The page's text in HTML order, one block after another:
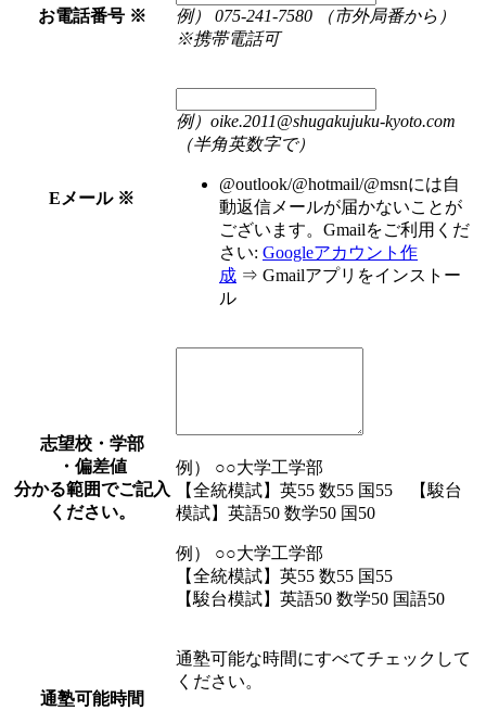
お電話番号※
例） 075-241-7580 （市外局番から）
※携帯電話可
Eメール※
例）oike.2011@shugakujuku-kyoto.com
（半角英数字で）
@outlook/@hotmail/@msnには自
動返信メールが届かないことが
ございます。 Gmailをご利用くだ
さい: Googleアカウント作
成 ⇒ Gmailアプリをインストー
ル
志望校・学部
・ 偏差値
分かる範囲でご記入
ください。
例） ○○大学工学部
【全統模試】英55 数55 国55 【駿台
模試】英語50 数学50 国50
例） ○○大学工学部
【全統模試】英55 数55 国55
【駿台模試】英語50 数学50 国語50
通塾可能時間
通塾可能な時間にすべてチェックして
ください。